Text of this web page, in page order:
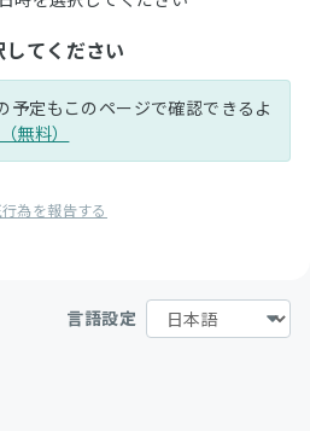
てください
予定もこのページで確認できるよ
無料）
為を報告する
言語設定